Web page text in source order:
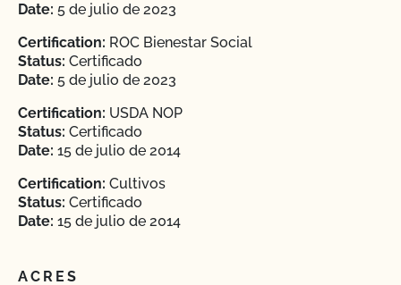
Date: 5 de julio de 2023
Certification: ROC Bienestar Social
Status: Certificado
Date: 5 de julio de 2023
Certification: USDA NOP
Status: Certificado
Date: 15 de julio de 2014
Certification: Cultivos
Status: Certificado
Date: 15 de julio de 2014
ACRES